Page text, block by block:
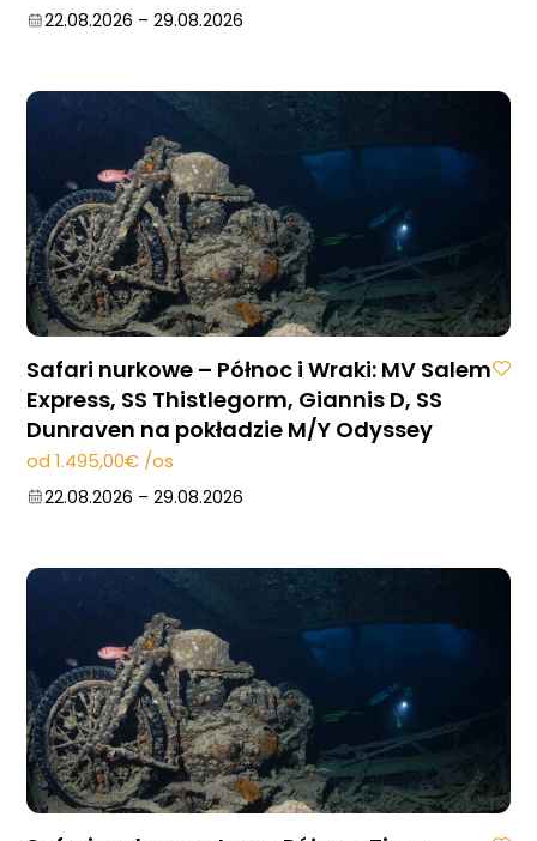
22.08.2026 – 29.08.2026
Safari nurkowe – Północ i Wraki: MV Salem
Express, SS Thistlegorm, Giannis D, SS
Dunraven na pokładzie M/Y Odyssey
od 1.495,00€ /os
22.08.2026 – 29.08.2026